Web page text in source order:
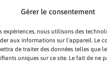
Gérer le consentement
expériences, nous utilisons des
aux informations sur l'appareil. Le
de traiter des données telles que
uniques sur ce site. Le fait de ne